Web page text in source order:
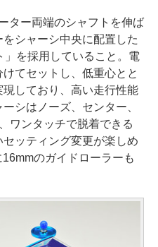
ター両端のシャフトを伸ば
シャーシ中央に配置した
」を採用していること。電
てセットし、低重心とと
しており、高い走行性能
シはノーズ、センター、
ワンタッチで脱着できる
ッティング変更が楽しめ
のガイドローラーも